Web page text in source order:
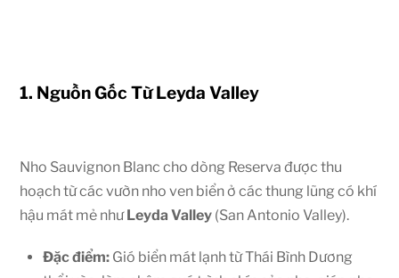
1. Nguồn Gốc Từ Leyda Valley
Nho Sauvignon Blanc cho dòng Reserva được thu
hoạch từ các vườn nho ven biển ở các thung lũng có khí
hậu mát mẻ như Leyda Valley (San Antonio Valley).
Đặc điểm: Gió biển mát lạnh từ Thái Bình Dương